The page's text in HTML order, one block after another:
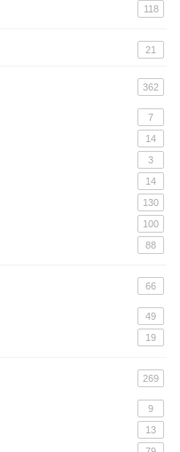
118
21
362
7
14
3
14
130
100
88
66
49
19
269
9
13